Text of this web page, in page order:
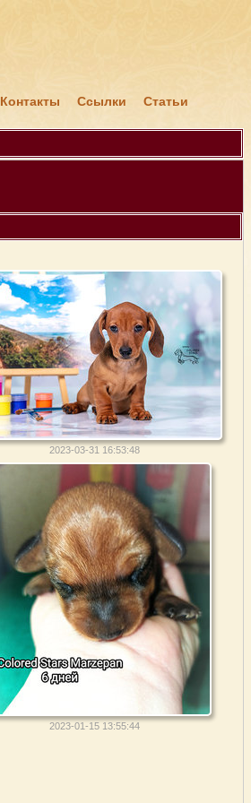
Контакты Ссылки Статьи
2023-03-31 16:53:48
2023-01-15 13:55:44